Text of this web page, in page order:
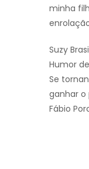
minha
Suzy
Humor
Se
ganhar o
Fábio